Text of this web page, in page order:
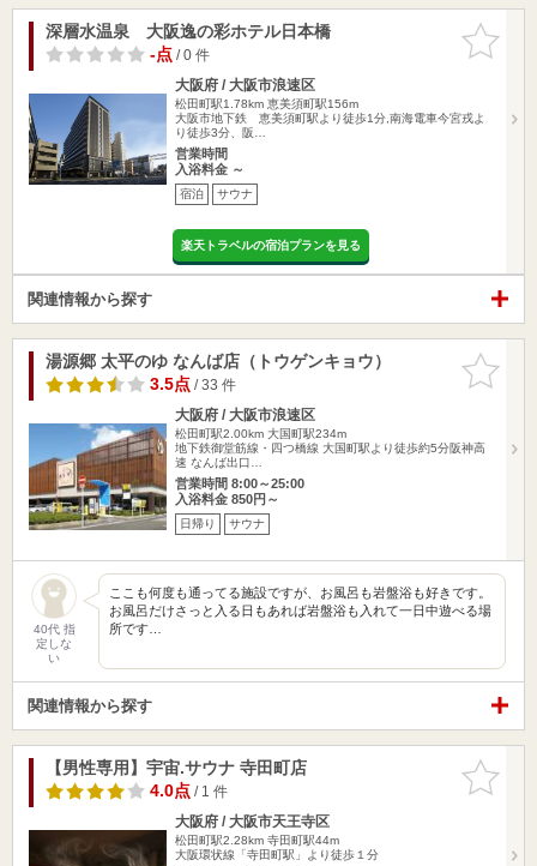
お気に入
りに追加
深層水温泉 大阪逸の彩ホテル日本橋
-点/ 0 件
大阪府 / 大阪市浪速区
松田町駅1.78km 恵美須町駅156m
大阪市地下鉄 恵美須町駅より徒歩1分,南海電車今宮戎よ
り徒歩3分、阪…
営業時間
入浴料金 ～
宿泊 サウナ
楽天トラベルの宿泊プランを見る
関連情報から探す
お気に入
りに追加
湯源郷 太平のゆ なんば店（トウゲンキョウ）
3.5点/ 33 件
大阪府 / 大阪市浪速区
松田町駅2.00km 大国町駅234m
地下鉄御堂筋線・四つ橋線 大国町駅より徒歩約5分阪神高
速 なんば出口…
営業時間 8:00～25:00
入浴料金 850円～
日帰り サウナ
40代 指
定しな
い
ここも何度も通ってる施設ですが、お風呂も岩盤浴も好きです。
お風呂だけさっと入る日もあれば岩盤浴も入れて一日中遊べる場
所です…
関連情報から探す
お気に入
りに追加
【男性専用】宇宙.サウナ 寺田町店
4.0点/ 1 件
大阪府 / 大阪市天王寺区
松田町駅2.28km 寺田町駅44m
大阪環状線「寺田町駅」より徒歩１分